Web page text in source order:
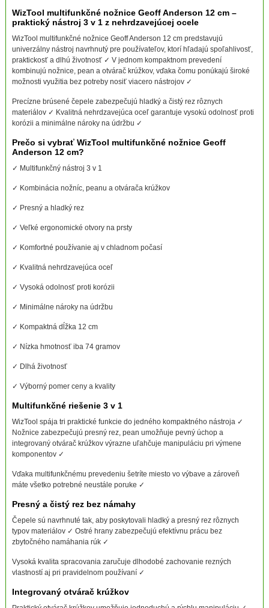
WizTool multifunkčné nožnice Geoff Anderson 12 cm –
praktický nástroj 3 v 1 z nehrdzavejúcej ocele
WizTool multifunkčné nožnice Geoff Anderson 12 cm predstavujú
univerzálny nástroj navrhnutý pre používateľov, ktorí hľadajú spoľahlivosť,
praktickosť a dlhú životnosť ✓ V jednom kompaktnom prevedení
kombinujú nožnice, pean a otvárač krúžkov, vďaka čomu ponúkajú široké
možnosti využitia bez potreby nosiť viacero nástrojov ✓
Precízne brúsené čepele zabezpečujú hladký a čistý rez rôznych
materiálov ✓ Kvalitná nehrdzavejúca oceľ garantuje vysokú odolnosť proti
korózii a minimálne nároky na údržbu ✓
Prečo si vybrať WizTool multifunkčné nožnice Geoff
Anderson 12 cm?
✓ Multifunkčný nástroj 3 v 1
✓ Kombinácia nožníc, peanu a otvárača krúžkov
✓ Presný a hladký rez
✓ Veľké ergonomické otvory na prsty
✓ Komfortné používanie aj v chladnom počasí
✓ Kvalitná nehrdzavejúca oceľ
✓ Vysoká odolnosť proti korózii
✓ Minimálne nároky na údržbu
✓ Kompaktná dĺžka 12 cm
✓ Nízka hmotnosť iba 74 gramov
✓ Dlhá životnosť
✓ Výborný pomer ceny a kvality
Multifunkčné riešenie 3 v 1
WizTool spája tri praktické funkcie do jedného kompaktného nástroja ✓
Nožnice zabezpečujú presný rez, pean umožňuje pevný úchop a
integrovaný otvárač krúžkov výrazne uľahčuje manipuláciu pri výmene
komponentov ✓
Vďaka multifunkčnému prevedeniu šetríte miesto vo výbave a zároveň
máte všetko potrebné neustále poruke ✓
Presný a čistý rez bez námahy
Čepele sú navrhnuté tak, aby poskytovali hladký a presný rez rôznych
typov materiálov ✓ Ostré hrany zabezpečujú efektívnu prácu bez
zbytočného namáhania rúk ✓
Vysoká kvalita spracovania zaručuje dlhodobé zachovanie rezných
vlastností aj pri pravidelnom používaní ✓
Integrovaný otvárač krúžkov